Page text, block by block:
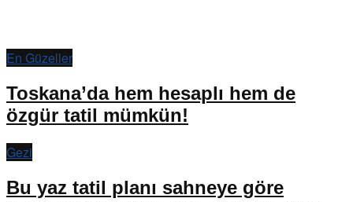
En Güzeller
Toskana’da hem hesaplı hem de
özgür tatil mümkün!
Gezi
Bu yaz tatil planı sahneye göre